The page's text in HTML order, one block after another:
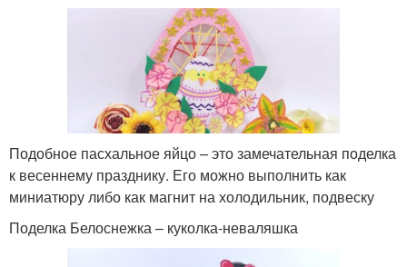
Подобное пасхальное яйцо – это замечательная поделка
к весеннему празднику. Его можно выполнить как
миниатюру либо как магнит на холодильник, подвеску
Поделка Белоснежка – куколка-неваляшка